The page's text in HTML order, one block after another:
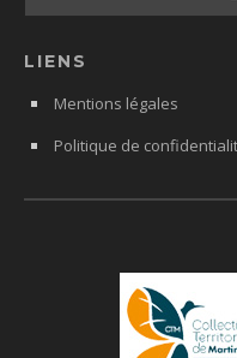
LIENS
Mentions légales
Politique de